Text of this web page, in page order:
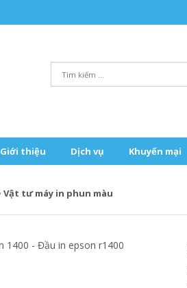
Giới thiệu Dịch vụ Khuyến mại
Vật tư máy in phun màu